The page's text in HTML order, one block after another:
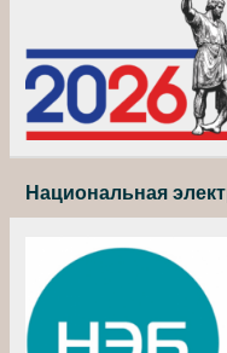
Национальная